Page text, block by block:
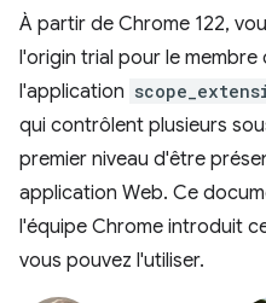
À partir de Chrome 122,
l'origin trial pour le
l'application
qui contrôlent plusieurs
premier niveau d'être
application Web. Ce
l'équipe Chrome introduit
vous pouvez l'utiliser.